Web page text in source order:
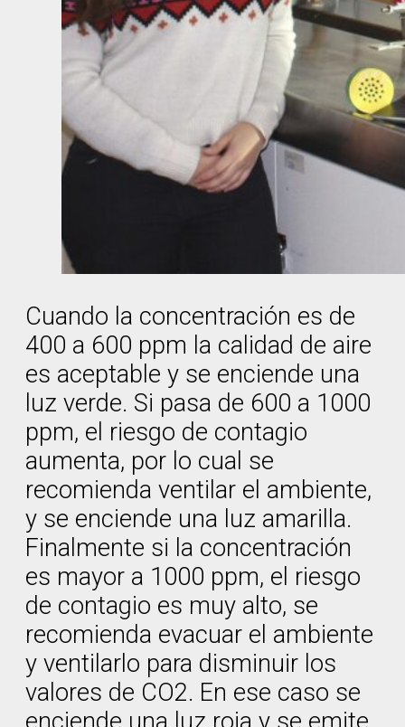
Cuando la concentración es de
400 a 600 ppm la calidad de aire
es aceptable y se enciende una
luz verde. Si pasa de 600 a 1000
ppm, el riesgo de contagio
aumenta, por lo cual se
recomienda ventilar el ambiente,
y se enciende una luz amarilla.
Finalmente si la concentración
es mayor a 1000 ppm, el riesgo
de contagio es muy alto, se
recomienda evacuar el ambiente
y ventilarlo para disminuir los
valores de CO2. En ese caso se